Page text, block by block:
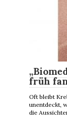
früh
Oft bleibt
unentdeckt,
die